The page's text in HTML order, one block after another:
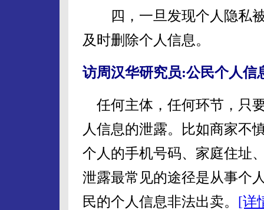
四，一旦发现个人隐私被
及时删除个人信息。
访周汉华研究员:公民个人信
任何主体，任何环节，只
人信息的泄露。比如商家不
个人的手机号码、家庭住址
泄露最常见的途径是从事个
民的个人信息非法出卖。 [详